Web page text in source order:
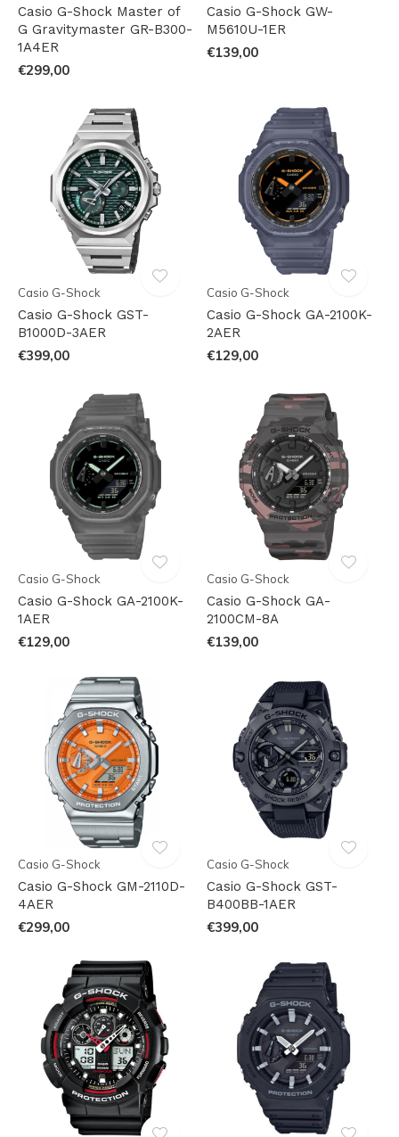
Casio G-Shock Master of
G Gravitymaster GR-B300-
1A4ER
€299,00
Casio G-Shock GW-
M5610U-1ER
€139,00
Casio G-Shock
Casio G-Shock GST-
B1000D-3AER
€399,00
Casio G-Shock
Casio G-Shock GA-2100K-
2AER
€129,00
Casio G-Shock
Casio G-Shock GA-2100K-
1AER
€129,00
Casio G-Shock
Casio G-Shock GA-
2100CM-8A
€139,00
Casio G-Shock
Casio G-Shock GM-2110D-
4AER
€299,00
Casio G-Shock
Casio G-Shock GST-
B400BB-1AER
€399,00